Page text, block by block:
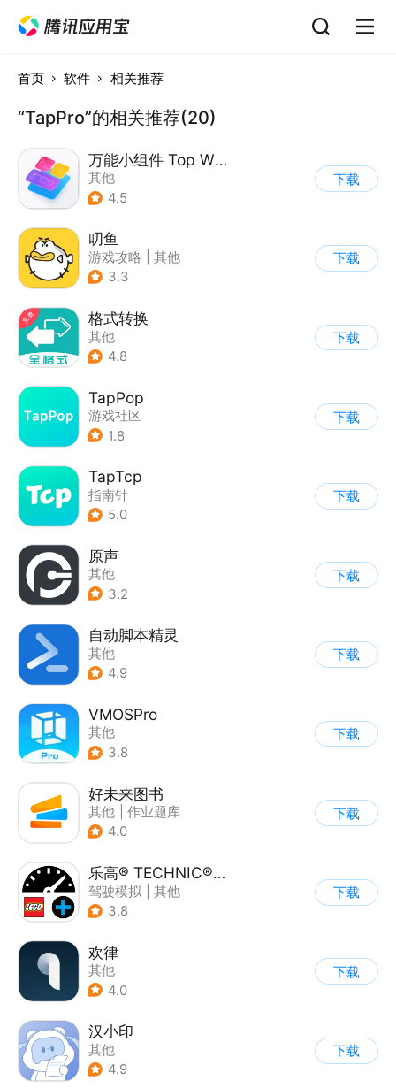
首页 软件 相关推荐
“TapPro”的相关推荐(20)
万能小组件 Top Widgets
其他
4.5
下载
叨鱼
游戏攻略
其他
3.3
下载
格式转换
其他
4.8
下载
TapPop
游戏社区
1.8
下载
TapTcp
指南针
5.0
下载
原声
其他
3.2
下载
自动脚本精灵
其他
4.9
下载
VMOSPro
其他
3.8
下载
好未来图书
其他
作业题库
| 学生课堂
4.0
下载
乐高® TECHNIC® CONTROL+
驾驶模拟
其他
3.8
下载
欢律
其他
4.0
下载
汉小印
其他
4.9
下载